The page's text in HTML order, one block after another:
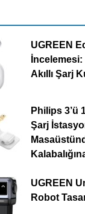
UGREEN
Akıllı Şarj
Philips 3’ü
Şarj
UGREEN
Robot